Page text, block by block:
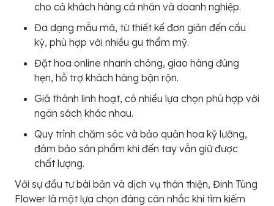
cho cả khách hàng cá nhân và doanh nghiệp.
Đa dạng mẫu mã, từ thiết kế đơn giản đến cầu
kỳ, phù hợp với nhiều gu thẩm mỹ.
Đặt hoa online nhanh chóng, giao hàng đúng
hẹn, hỗ trợ khách hàng bận rộn.
Giá thành linh hoạt, có nhiều lựa chọn phù hợp với
ngân sách khác nhau.
Quy trình chăm sóc và bảo quản hoa kỹ lưỡng,
đảm bảo sản phẩm khi đến tay vẫn giữ được
chất lượng.
Với sự đầu tư bài bản và dịch vụ thân thiện, Đinh Tùng
Flower là một lựa chọn đáng cân nhắc khi tìm kiếm